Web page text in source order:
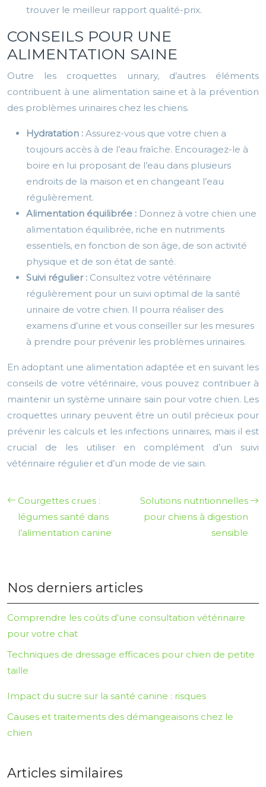
trouver le meilleur rapport qualité-prix.
CONSEILS POUR UNE
ALIMENTATION SAINE
Outre les croquettes urinary, d’autres éléments
contribuent à une alimentation saine et à la prévention
des problèmes urinaires chez les chiens.
Hydratation : Assurez-vous que votre chien a
toujours accès à de l’eau fraîche. Encouragez-le à
boire en lui proposant de l’eau dans plusieurs
endroits de la maison et en changeant l’eau
régulièrement.
Alimentation équilibrée : Donnez à votre chien une
alimentation équilibrée, riche en nutriments
essentiels, en fonction de son âge, de son activité
physique et de son état de santé.
Suivi régulier : Consultez votre vétérinaire
régulièrement pour un suivi optimal de la santé
urinaire de votre chien. Il pourra réaliser des
examens d’urine et vous conseiller sur les mesures
à prendre pour prévenir les problèmes urinaires.
En adoptant une alimentation adaptée et en suivant les
conseils de votre vétérinaire, vous pouvez contribuer à
maintenir un système urinaire sain pour votre chien. Les
croquettes urinary peuvent être un outil précieux pour
prévenir les calculs et les infections urinaires, mais il est
crucial de les utiliser en complément d’un suivi
vétérinaire régulier et d’un mode de vie sain.
Courgettes crues :
légumes santé dans
l’alimentation canine
Solutions nutritionnelles
pour chiens à digestion
sensible
Nos derniers articles
Comprendre les coûts d’une consultation vétérinaire
pour votre chat
Techniques de dressage efficaces pour chien de petite
taille
Impact du sucre sur la santé canine : risques
Causes et traitements des démangeaisons chez le
chien
Articles similaires